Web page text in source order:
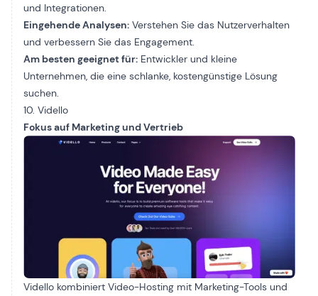
und Integrationen.
Eingehende Analysen: Verstehen Sie das Nutzerverhalten
und verbessern Sie das Engagement.
Am besten geeignet für: Entwickler und kleine
Unternehmen, die eine schlanke, kostengünstige Lösung
suchen.
10. Vidello
Fokus auf Marketing und Vertrieb
Vidello kombiniert Video-Hosting mit Marketing-Tools und